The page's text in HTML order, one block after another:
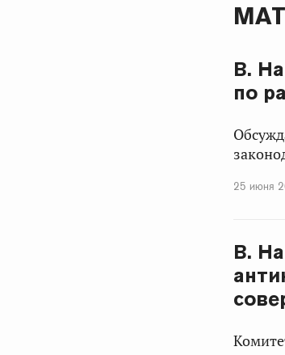
В.
по
25 июня
В.